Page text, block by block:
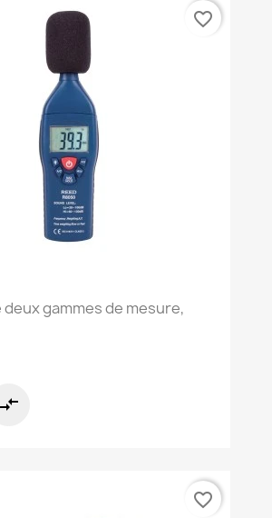
gammes de mesure,
compare_arrows
favorite_border
favorite_border